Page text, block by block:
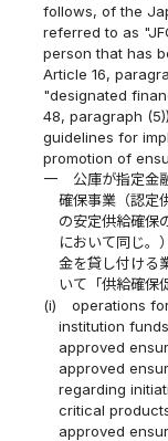
follows, of the
referred to as
person that has
Article 16,
"designated
48, paragraph
guidelines for
promotion of
一
公庫が指定金
確保事業（認定
の安定供給確保
において同じ。
金を貸し付ける
いて「供給確保
(i)
operations
institution
approved
approved
regarding
critical
approved